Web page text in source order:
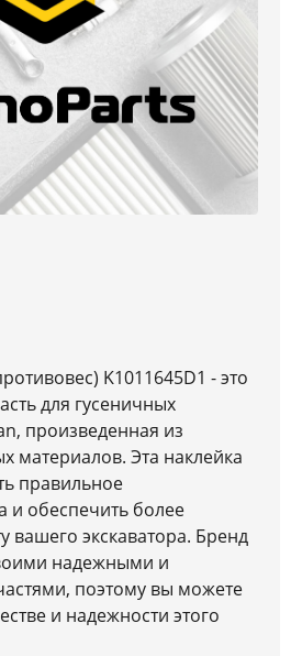
K1011645D1 - это
для гусеничных
произведенная из
материалов. Эта наклейка
правильное
и обеспечить более
вашего экскаватора. Бренд
надежными и
поэтому вы можете
и надежности этого